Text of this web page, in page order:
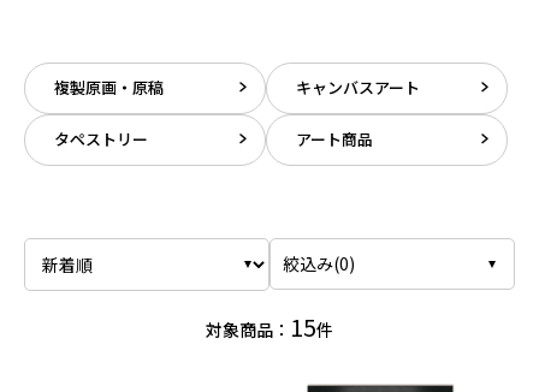
複製原画・原稿 キャンバスアート
タペストリー アート商品
絞込み(0)
対象商品： 15件